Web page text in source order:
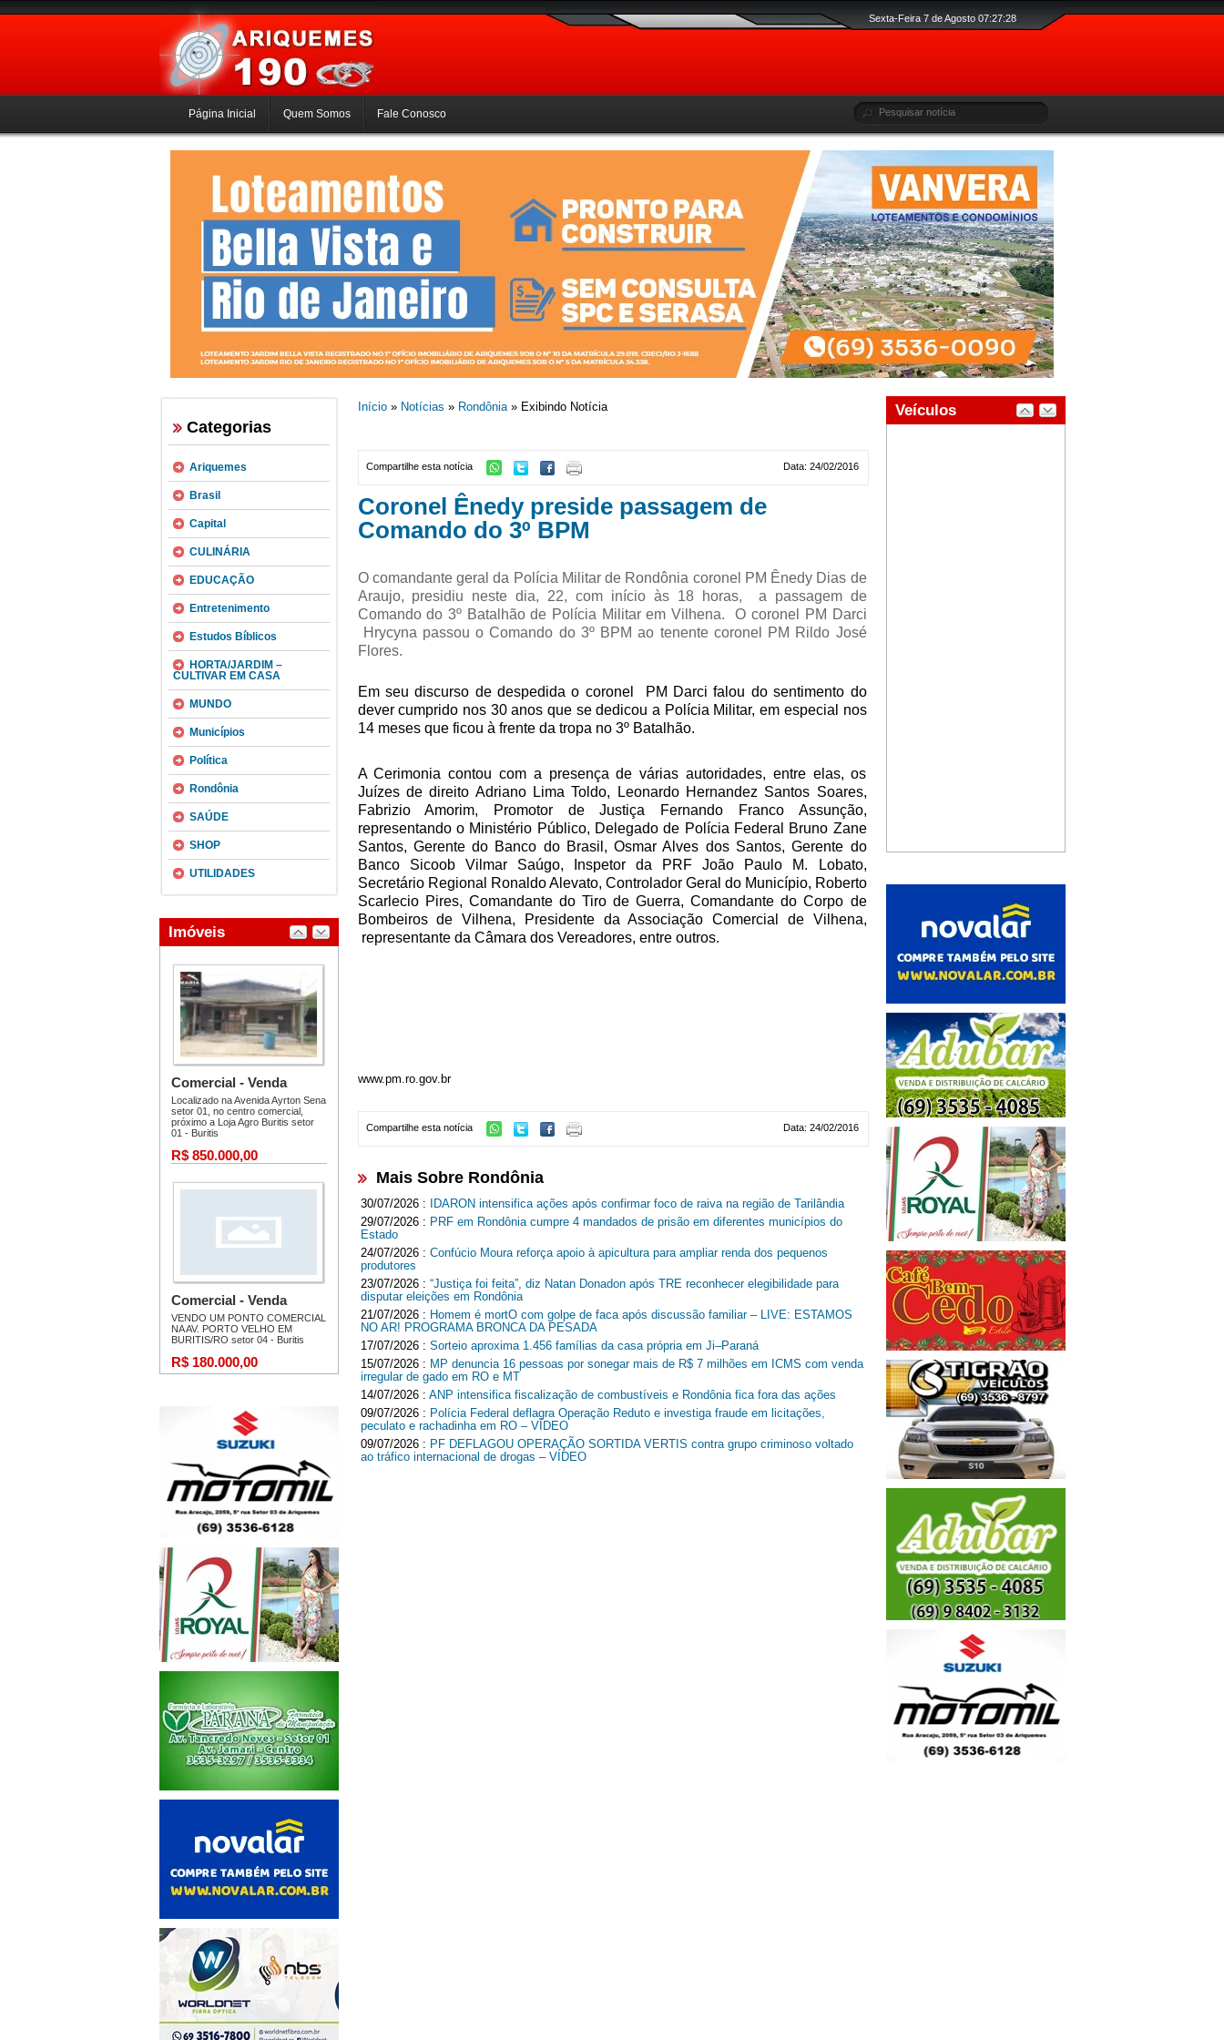
Sexta-Feira 7 de Agosto 07:27:28
Página Inicial Quem Somos Fale Conosco
Categorias
Ariquemes
Brasil
Capital
CULINÁRIA
EDUCAÇÃO
Entretenimento
Estudos Bíblicos
HORTA/JARDIM –
CULTIVAR EM CASA
MUNDO
Municípios
Política
Rondônia
SAÚDE
SHOP
UTILIDADES
Início» Notícias » Rondônia» Exibindo Notícia
Data: 24/02/2016
Compartilhe esta notícia
Coronel Ênedy preside passagem de
Comando do 3º BPM
O comandante geral da Polícia Militar de Rondônia coronel PM Ênedy Dias de
Araujo, presidiu neste dia, 22, com início às 18 horas, a passagem de
Comando do 3º Batalhão de Polícia Militar em Vilhena. O coronel PM Darci
Hrycyna passou o Comando do 3º BPM ao tenente coronel PM Rildo José
Flores.
Em seu discurso de despedida o coronel PM Darci falou do sentimento do
dever cumprido nos 30 anos que se dedicou a Polícia Militar, em especial nos
14 meses que ficou à frente da tropa no 3º Batalhão.
A Cerimonia contou com a presença de várias autoridades, entre elas, os
Juízes de direito Adriano Lima Toldo, Leonardo Hernandez Santos Soares,
Fabrizio Amorim, Promotor de Justiça Fernando Franco Assunção,
representando o Ministério Público, Delegado de Polícia Federal Bruno Zane
Santos, Gerente do Banco do Brasil, Osmar Alves dos Santos, Gerente do
Banco Sicoob Vilmar Saúgo, Inspetor da PRF João Paulo M. Lobato,
Secretário Regional Ronaldo Alevato, Controlador Geral do Município, Roberto
Scarlecio Pires, Comandante do Tiro de Guerra, Comandante do Corpo de
Bombeiros de Vilhena, Presidente da Associação Comercial de Vilhena,
representante da Câmara dos Vereadores, entre outros.
www.pm.ro.gov.br
Data: 24/02/2016
Compartilhe esta notícia
Mais Sobre Rondônia
30/07/2026 :
IDARON intensifica ações após confirmar foco de raiva na região de Tarilândia
29/07/2026 : PRF em Rondônia cumpre 4 mandados de prisão em diferentes municípios do
Estado
24/07/2026 : Confúcio Moura reforça apoio à apicultura para ampliar renda dos pequenos
produtores
23/07/2026 : “Justiça foi feita”, diz Natan Donadon após TRE reconhecer elegibilidade para
disputar eleições em Rondônia
21/07/2026 : Homem é mortO com golpe de faca após discussão familiar – LIVE: ESTAMOS
NO AR! PROGRAMA BRONCA DA PESADA
17/07/2026 : Sorteio aproxima 1.456 famílias da casa própria em Ji–Paraná
15/07/2026 : MP denuncia 16 pessoas por sonegar mais de R$ 7 milhões em ICMS com venda
irregular de gado em RO e MT
14/07/2026 : ANP intensifica fiscalização de combustíveis e Rondônia fica fora das ações
09/07/2026 : Polícia Federal deflagra Operação Reduto e investiga fraude em licitações,
peculato e rachadinha em RO – VÍDEO
09/07/2026 : PF DEFLAGOU OPERAÇÃO SORTIDA VERTIS contra grupo criminoso voltado
ao tráfico internacional de drogas – VÍDEO